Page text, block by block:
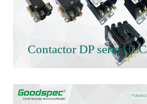
Contactor DP serie HLC